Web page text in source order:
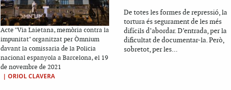
Acte "Via Laietana, memòria contra la
impunitat" organitzat per Òmnium
davant la comissaria de la Policia
nacional espanyola a Barcelona, el 19
de novembre de 2021
| ORIOL CLAVERA
De totes les formes de repressió, la
tortura és segurament de les més
difícils d’abordar. D’entrada, per la
dificultat de documentar-la. Però,
sobretot, per les...